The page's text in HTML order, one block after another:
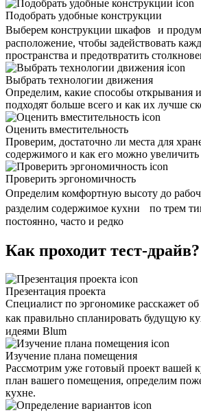
Подобрать удобные конструкции
Выберем конструкции шкафов и
расположение, чтобы задействовать
пространства и предотвратить
Выбрать технологии движения
Определим, какие способы открывания
подходят больше всего и как их лучше
Оценить вместительность
Проверим, достаточно ли места для
содержимого и как его можно увеличить
Проверить эргономичность
Определим комфортную высоту до
разделим содержимое кухни по трем
постоянно, часто и редко
Как проходит тест-драйв?
Презентация проекта
Специалист по эргономике расскажет
как правильно спланировать будущую
идеями Blum
Изучение плана помещения
Рассмотрим уже готовый проект вашей
план вашего помещения, определим
кухне.